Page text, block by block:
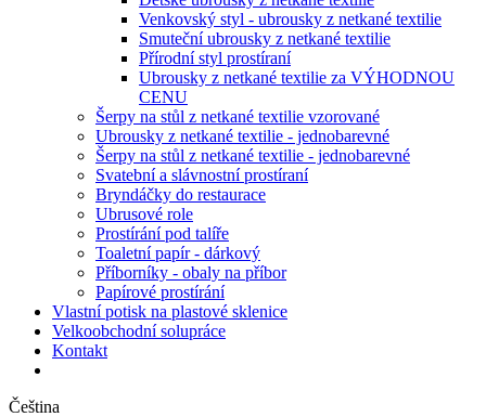
Venkovský styl - ubrousky z netkané textilie
Smuteční ubrousky z netkané textilie
Přírodní styl prostíraní
Ubrousky z netkané textilie za VÝHODNOU
CENU
Šerpy na stůl z netkané textilie vzorované
Ubrousky z netkané textilie - jednobarevné
Šerpy na stůl z netkané textilie - jednobarevné
Svatební a slávnostní prostíraní
Bryndáčky do restaurace
Ubrusové role
Prostírání pod talíře
Toaletní papír - dárkový
Příborníky - obaly na příbor
Papírové prostírání
Vlastní potisk na plastové sklenice
Velkoobchodní solupráce
Kontakt
Čeština